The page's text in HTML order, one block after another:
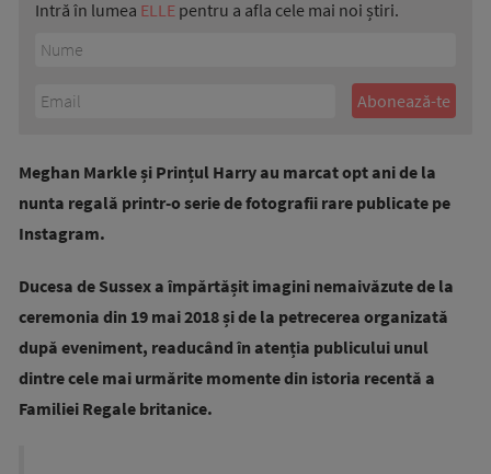
Intră în lumea ELLE pentru a afla cele mai noi știri.
Meghan Markle și Prințul Harry au marcat opt ani de la
nunta regală printr-o serie de fotografii rare publicate pe
Instagram.
Ducesa de Sussex a împărtășit imagini nemaivăzute de la
ceremonia din 19 mai 2018 și de la petrecerea organizată
după eveniment, readucând în atenția publicului unul
dintre cele mai urmărite momente din istoria recentă a
Familiei Regale britanice.